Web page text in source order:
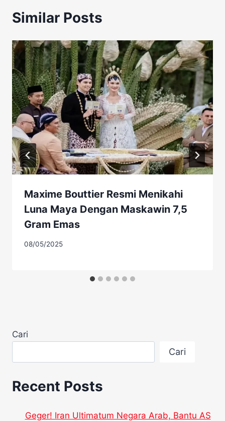
Similar Posts
Maxime Bouttier Resmi Menikahi
Luna Maya Dengan Maskawin 7,5
Gram Emas
08/05/2025
Cari
Cari
Recent Posts
Geger! Iran Ultimatum Negara Arab, Bantu AS